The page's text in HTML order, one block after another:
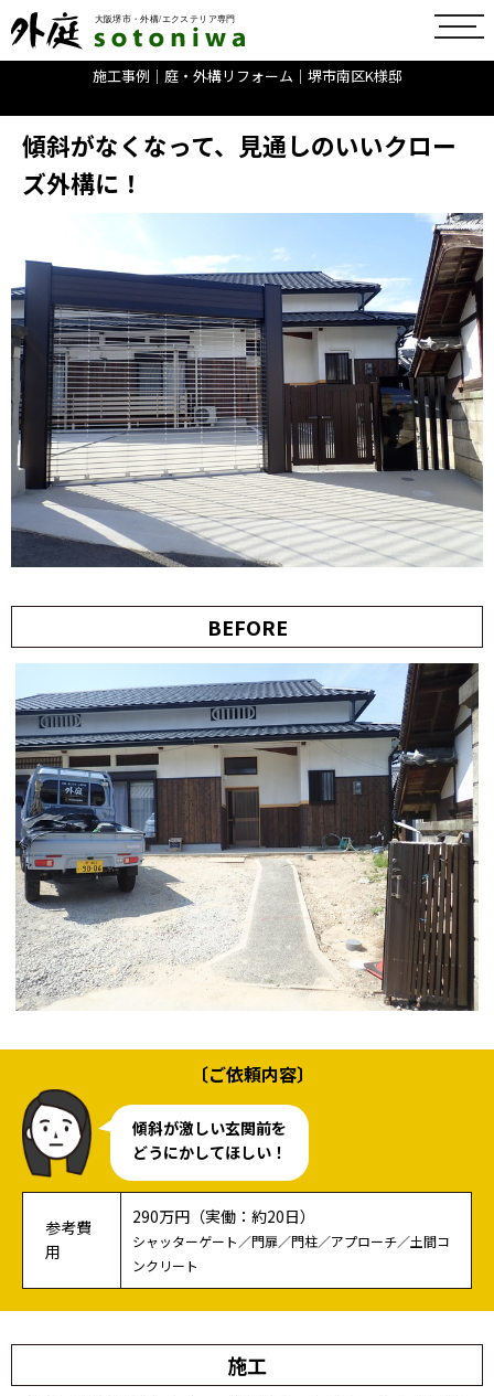
toggle
施工事例｜庭・外構リフォーム｜堺市南区K様邸
傾斜がなくなって、見通しのいいクロー
ズ外構に！
BEFORE
〔ご依頼内容〕
傾斜が激しい玄関前を
どうにかしてほしい！
参考費
用
290万円（実働：約20日）
シャッターゲート／門扉／門柱／アプローチ／土間コ
ンクリート
施工